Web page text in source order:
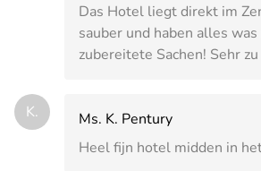
Das Hotel liegt direkt im
sauber und haben alles
zubereitete Sachen! Sehr
K.
Ms. K. Pentury
Heel fijn hotel midden in